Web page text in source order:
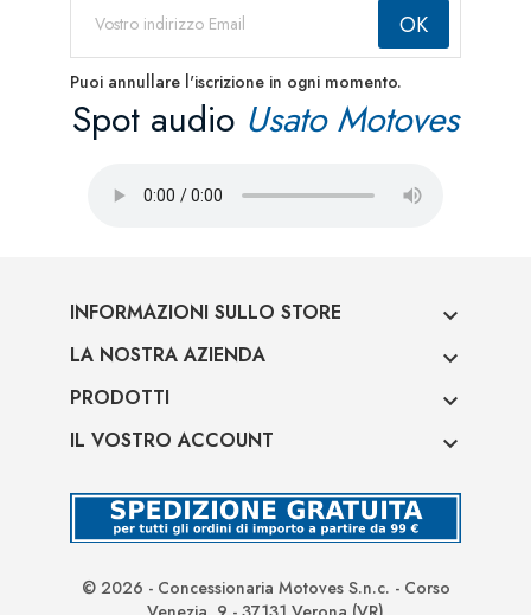
Puoi annullare l'iscrizione in ogni momento.
Spot audio Usato Motoves
INFORMAZIONI SULLO STORE 
LA NOSTRA AZIENDA 
PRODOTTI 
IL VOSTRO ACCOUNT 
© 2026 - Concessionaria Motoves S.n.c. - Corso